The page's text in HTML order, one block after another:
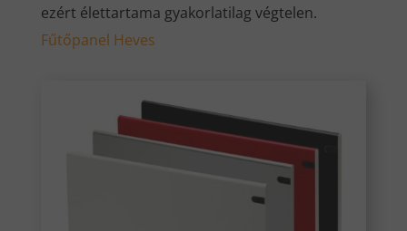
ezért élettartama gyakorlatilag végtelen.
Fűtőpanel Heves